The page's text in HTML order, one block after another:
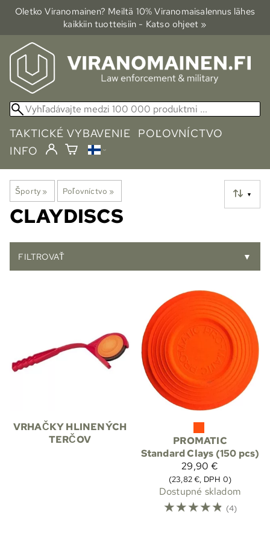
Oletko Viranomainen? Meiltä 10% Viranomais­alennus lähes
kaikkiin tuotteisiin - Katso ohjeet »
TAKTICKÉ VYBAVENIE
POĽOVNÍCTVO
INFO
Športy ‪» Poľovníctvo ‪» ▼
CLAYDISCS
FILTROVAŤ ▼
VRHAČKY HLINENÝCH
TERČOV
PROMATIC
Standard Clays (150 pcs)
29,90 €
(23,82 €, DPH 0)
Dostupné skladom
☆☆☆☆☆ (4)